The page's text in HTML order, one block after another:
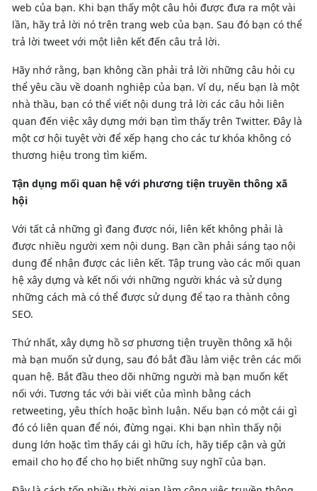
web của bạn. Khi bạn thấy một câu hỏi được đưa ra một vài
lần, hãy trả lời nó trên trang web của bạn. Sau đó bạn có thể
trả lời tweet với một liên kết đến câu trả lời.
Hãy nhớ rằng, bạn không cần phải trả lời những câu hỏi cụ
thể yêu cầu về doanh nghiệp của bạn. Ví dụ, nếu bạn là một
nhà thầu, bạn có thể viết nội dung trả lời các câu hỏi liên
quan đến việc xây dựng mới bạn tìm thấy trên Twitter. Đây là
một cơ hội tuyệt vời để xếp hạng cho các tư khóa không có
thương hiệu trong tìm kiếm.
Tận dụng mối quan hệ với phương tiện truyền thông xã
hội
Với tất cả những gì đang được nói, liên kết không phải là
được nhiều người xem nội dung. Bạn cần phải sáng tạo nội
dung để nhận được các liên kết. Tập trung vào các mối quan
hệ xây dựng và kết nối với những người khác và sử dụng
những cách mà có thể được sử dụng để tạo ra thành công
SEO.
Thứ nhất, xây dựng hồ sơ phương tiện truyền thông xã hội
mà bạn muốn sử dụng, sau đó bắt đầu làm việc trên các mối
quan hệ. Bắt đầu theo dõi những người mà bạn muốn kết
nối với. Tương tác với bài viết của mình bằng cách
retweeting, yêu thích hoặc bình luận. Nếu bạn có một cái gì
đó có liên quan để nói, đừng ngại. Khi bạn nhìn thấy nội
dung lớn hoặc tìm thấy cái gì hữu ích, hãy tiếp cận và gửi
email cho họ để cho họ biết những suy nghĩ của bạn.